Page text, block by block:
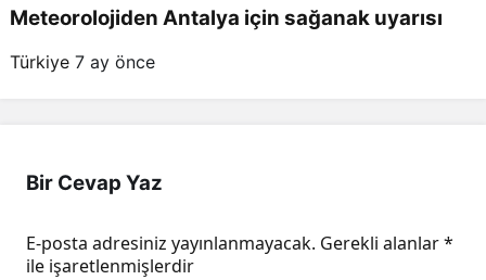
Meteorolojiden Antalya için sağanak uyarısı
Türkiye 7 ay önce
Bir Cevap Yaz
E-posta adresiniz yayınlanmayacak. Gerekli alanlar*
ile işaretlenmişlerdir